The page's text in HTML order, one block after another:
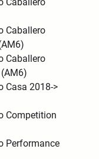
Caballero
Caballero
Casa 2018->
Competition
Performance